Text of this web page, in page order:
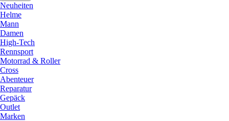
Neuheiten
Helme
Mann
Damen
High-Tech
Rennsport
Motorrad & Roller
Cross
Abenteuer
Reparatur
Gepäck
Outlet
Marken